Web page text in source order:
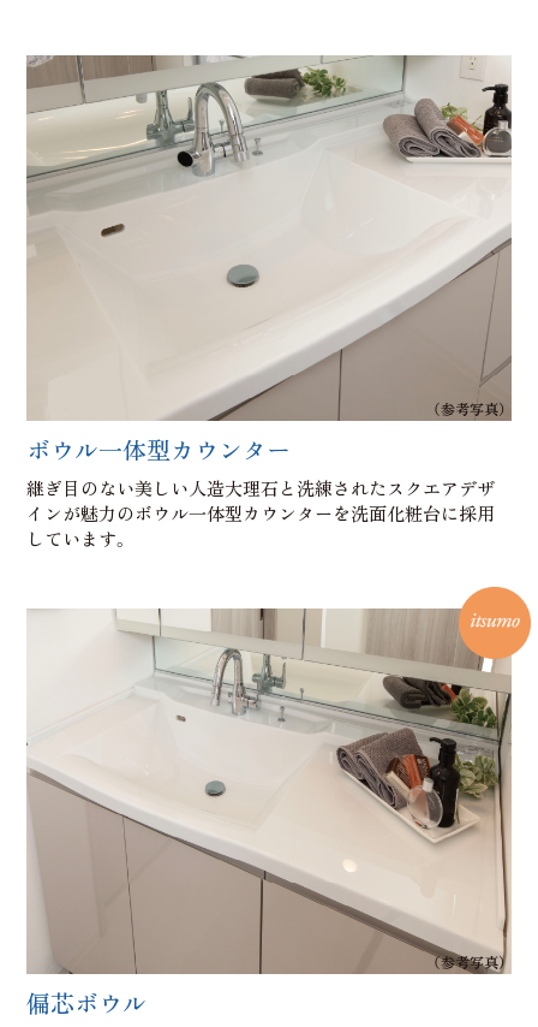
（参考写真）
ボウル一体型カウンター
継ぎ目のない美しい人造大理石と洗練されたスクエアデザ
インが魅力のボウル一体型カウンターを洗面化粧台に採用
しています。
（参考写真）
偏芯ボウル